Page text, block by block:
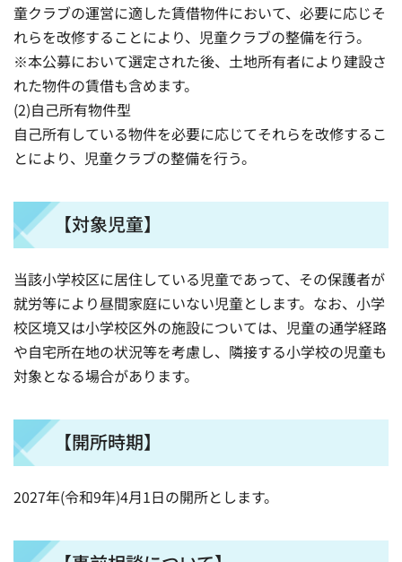
童クラブの運営に適した賃借物件において、必要に応じそ
れらを改修することにより、児童クラブの整備を行う。
※本公募において選定された後、土地所有者により建設さ
れた物件の賃借も含めます。
(2)自己所有物件型
自己所有している物件を必要に応じてそれらを改修するこ
とにより、児童クラブの整備を行う。
【対象児童】
当該小学校区に居住している児童であって、その保護者が
就労等により昼間家庭にいない児童とします。なお、小学
校区境又は小学校区外の施設については、児童の通学経路
や自宅所在地の状況等を考慮し、隣接する小学校の児童も
対象となる場合があります。
【開所時期】
2027年(令和9年)4月1日の開所とします。